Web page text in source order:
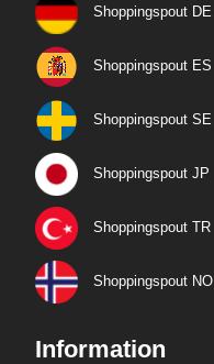
Shoppingspout DE
Shoppingspout ES
Shoppingspout SE
Shoppingspout JP
Shoppingspout TR
Shoppingspout NO
Information